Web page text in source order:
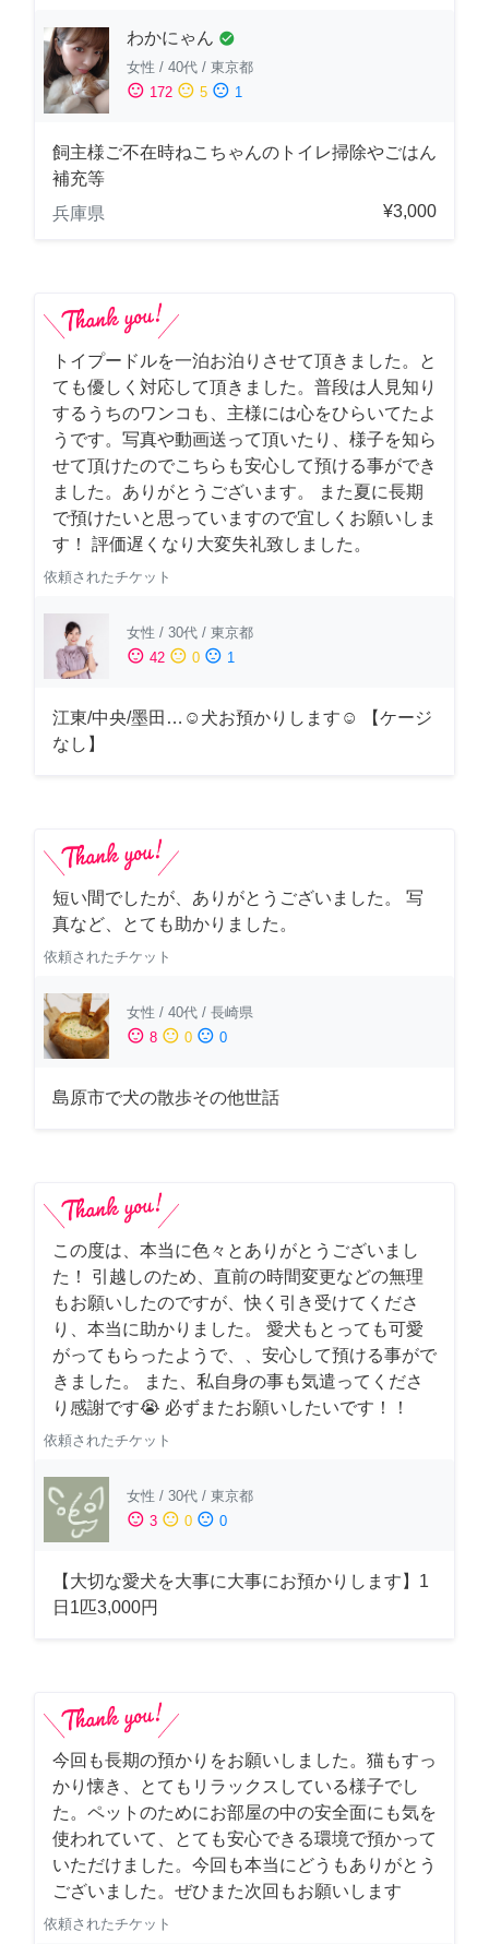
わかにゃん check_circle
女性 / 40代 / 東京都
sentiment_satisfied 172 sentiment_neutral 5 sentiment_dissatisfied 1
飼主様ご不在時ねこちゃんのトイレ掃除やごはん
補充等
兵庫県
¥3,000
トイプードルを一泊お泊りさせて頂きました。と
ても優しく対応して頂きました。普段は人見知り
するうちのワンコも、主様には心をひらいてたよ
うです。写真や動画送って頂いたり、様子を知ら
せて頂けたのでこちらも安心して預ける事ができ
ました。ありがとうございます。 また夏に長期
で預けたいと思っていますので宜しくお願いしま
す！ 評価遅くなり大変失礼致しました。
依頼されたチケット
女性 / 30代 / 東京都
sentiment_satisfied 42 sentiment_neutral 0 sentiment_dissatisfied 1
江東/中央/墨田…☺︎犬お預かりします☺︎ 【ケージ
なし】
短い間でしたが、ありがとうございました。 写
真など、とても助かりました。
依頼されたチケット
女性 / 40代 / 長崎県
sentiment_satisfied 8 sentiment_neutral 0 sentiment_dissatisfied 0
島原市で犬の散歩その他世話
この度は、本当に色々とありがとうございまし
た！ 引越しのため、直前の時間変更などの無理
もお願いしたのですが、快く引き受けてくださ
り、本当に助かりました。 愛犬もとっても可愛
がってもらったようで、、安心して預ける事がで
きました。 また、私自身の事も気遣ってくださ
り感謝です😭 必ずまたお願いしたいです！！
依頼されたチケット
女性 / 30代 / 東京都
sentiment_satisfied 3 sentiment_neutral 0 sentiment_dissatisfied 0
【大切な愛犬を大事に大事にお預かりします】1
日1匹3,000円
今回も長期の預かりをお願いしました。猫もすっ
かり懐き、とてもリラックスしている様子でし
た。ペットのためにお部屋の中の安全面にも気を
使われていて、とても安心できる環境で預かって
いただけました。今回も本当にどうもありがとう
ございました。ぜひまた次回もお願いします
依頼されたチケット